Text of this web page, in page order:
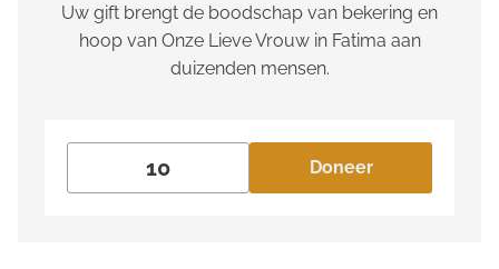
Uw gift brengt de boodschap van bekering en
hoop van Onze Lieve Vrouw in Fatima aan
duizenden mensen.
Doneer